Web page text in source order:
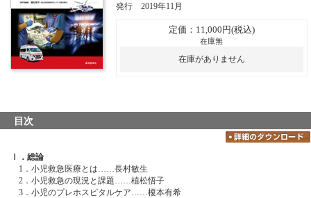
発行 2019年11月
定価：11,000円(税込)
在庫無
在庫がありません
目次
Ⅰ．総論
1．小児救急医療とは……長村敏生
2．小児救急の現況と課題……植松悟子
3．小児のプレホスピタルケア……榎本有希